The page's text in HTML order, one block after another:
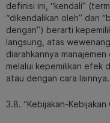
definisi ini, “kendali”
“dikendalikan oleh” dan
dengan”) berarti
langsung, atas
diarahkannya
melalui kepemilikan efek
atau dengan cara lainnya.
3.8. “Kebijakan-